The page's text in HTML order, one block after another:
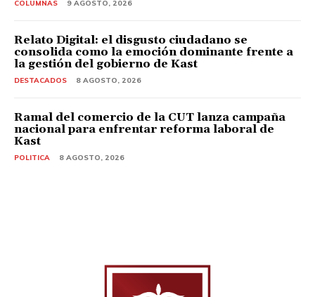
COLUMNAS 9 AGOSTO, 2026
Relato Digital: el disgusto ciudadano se
consolida como la emoción dominante frente a
la gestión del gobierno de Kast
DESTACADOS 8 AGOSTO, 2026
Ramal del comercio de la CUT lanza campaña
nacional para enfrentar reforma laboral de
Kast
POLITICA 8 AGOSTO, 2026